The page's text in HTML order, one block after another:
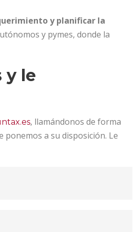
y planificar la
y pymes, donde la
y le
, llamándonos de forma
a su disposición. Le